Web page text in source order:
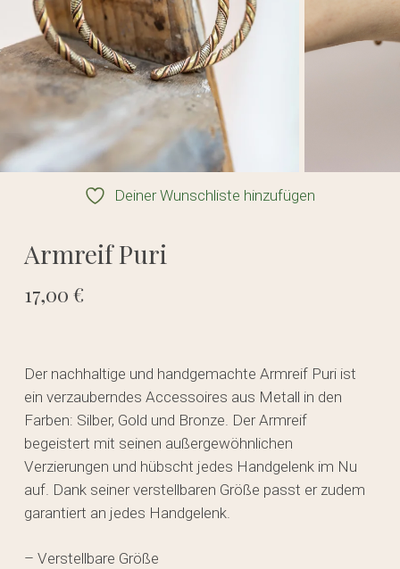
Deiner Wunschliste hinzufügen
Armreif Puri
17,00 €
Der nachhaltige und handgemachte Armreif Puri ist
ein verzauberndes Accessoires aus Metall in den
Farben: Silber, Gold und Bronze. Der Armreif
begeistert mit seinen außergewöhnlichen
Verzierungen und hübscht jedes Handgelenk im Nu
auf. Dank seiner verstellbaren Größe passt er zudem
garantiert an jedes Handgelenk.
– Verstellbare Größe